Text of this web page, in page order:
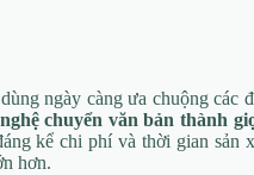
ngày càng ưa chuộng các
chuyển văn bản thành
kể chi phí và thời gian sản
hơn.